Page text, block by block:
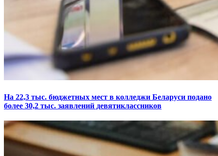
На 22,3 тыс. бюджетных мест в колледжи Беларуси подано
более 30,2 тыс. заявлений девятиклассников